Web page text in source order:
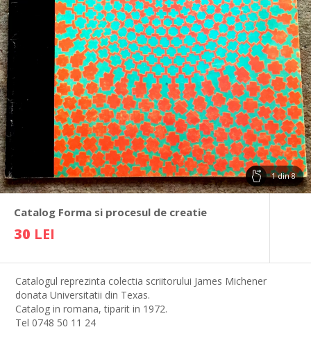
1din8
Catalog Forma si procesul de creatie
30 LEI
Catalogul reprezinta colectia scriitorului James Michener
donata Universitatii din Texas.
Catalog in romana, tiparit in 1972.
Tel 0748 50 11 24